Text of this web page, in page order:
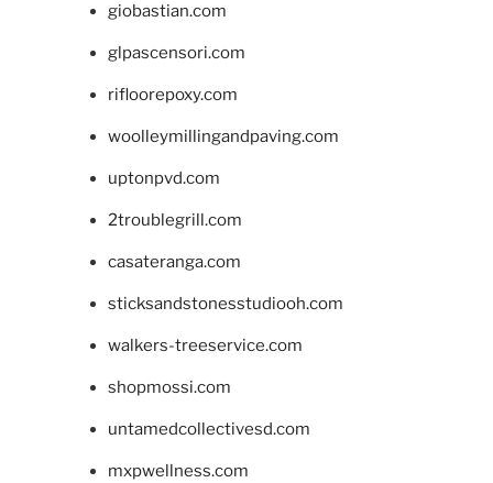
giobastian.com
glpascensori.com
rifloorepoxy.com
woolleymillingandpaving.com
uptonpvd.com
2troublegrill.com
casateranga.com
sticksandstonesstudiooh.com
walkers-treeservice.com
shopmossi.com
untamedcollectivesd.com
mxpwellness.com